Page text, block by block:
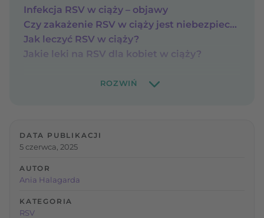
Infekcja RSV w ciąży – objawy
Czy zakażenie RSV w ciąży jest niebezpieczne?
Jak leczyć RSV w ciąży?
Jakie leki na RSV dla kobiet w ciąży?
DATA PUBLIKACJI
5 czerwca, 2025
AUTOR
Ania Halagarda
KATEGORIA
RSV